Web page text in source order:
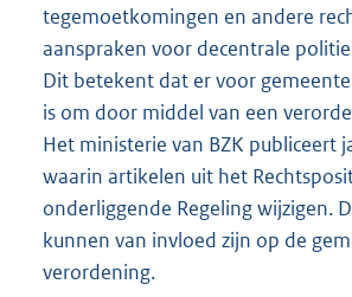
tegemoetkomingen en andere
aanspraken voor decentrale
Dit betekent dat er voor
is om door middel van een
Het ministerie van BZK publiceert
waarin artikelen uit het
onderliggende Regeling wijzigen.
kunnen van invloed zijn op de
verordening.